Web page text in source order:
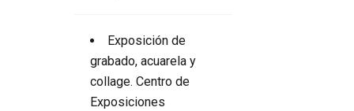
Exposición de
grabado, acuarela y
collage. Centro de
Exposiciones